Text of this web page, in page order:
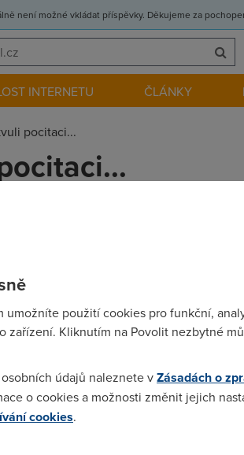
není možné vkládat příspěvky. Děkujeme za
INTERNETU ČLÁNKY
pocitaci...
kdyz pripojim jiny book rychlost je kolem
by nekdo cim to muze byt, treba neco
by byl docela fajn :-)
a wifi modem Huawei HG520...
umožníte použití cookies pro funkční,
zařízení. Kliknutím na Povolit nezbytné
údajů naleznete vZásadách o
o cookies a možnosti změnit jejich
cookies.